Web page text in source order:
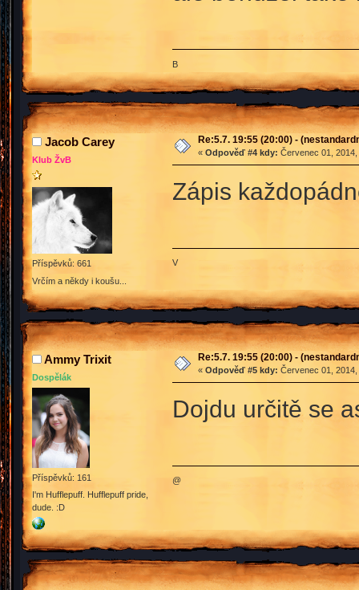
B
Jacob Carey
Klub ŽvB
Příspěvků: 661
Vrčím a někdy i koušu...
Re:5.7. 19:55 (20:00) -
« Odpověď #4 kdy: Červenec 01,
Zápis
V
Ammy Trixit
Dospělák
Příspěvků: 161
I'm Hufflepuff. Hufflepuff pride,
dude. :D
Re:5.7. 19:55 (20:00) -
« Odpověď #5 kdy: Červenec 01,
Dojdu určitě se
@